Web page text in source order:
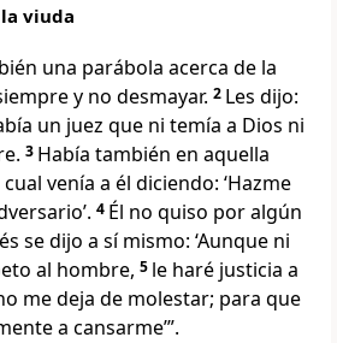
viuda
una parábola acerca de la
y no desmayar. 2 Les dijo:
un juez que ni temía a Dios ni
3 Había también en aquella
venía a él diciendo: ‘Hazme
4 Él no quiso por algún
se dijo a sí mismo: ‘Aunque ni
al hombre, 5 le haré justicia a
me deja de molestar; para que
a cansarme’”.